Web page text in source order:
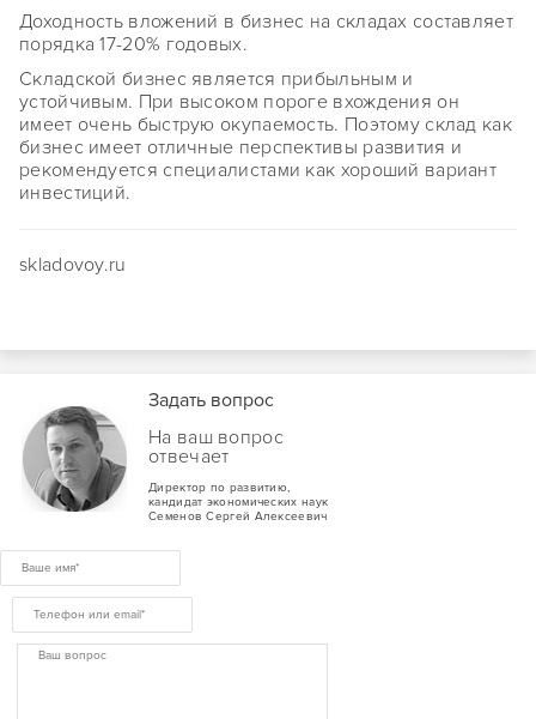
Доходность вложений в бизнес на складах составляет
порядка 17-20% годовых.
Складской бизнес является прибыльным и
устойчивым. При высоком пороге вхождения он
имеет очень быструю окупаемость. Поэтому склад как
бизнес имеет отличные перспективы развития и
рекомендуется специалистами как хороший вариант
инвестиций.
skladovoy.ru
Задать вопрос
На ваш вопрос
отвечает
Директор по развитию,
кандидат экономических наук
Семенов Сергей Алексеевич